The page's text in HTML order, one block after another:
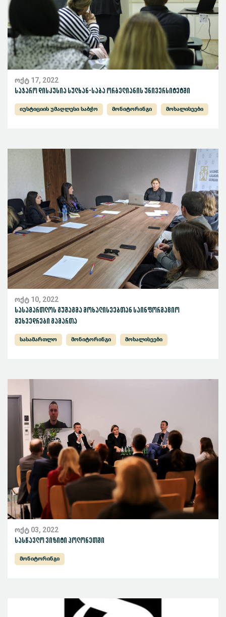
ოქტ 17, 2022
საჯარო დისკუსია სულხან-საბა ორბელიანის უნივერსიტეტში
იუსტიციის უმაღლესი საბჭო მონიტორინგი მოხალისეები
ოქტ 10, 2022
სასამართლოს გუშაგმა მოხალისეებთან საინფორმაციო
შეხვედრები გამართა
სასამართლო მონიტორინგი მოხალისეები
ოქტ 03, 2022
სასწავლო ვიზიტი პოლონეთში
მონიტორინგი